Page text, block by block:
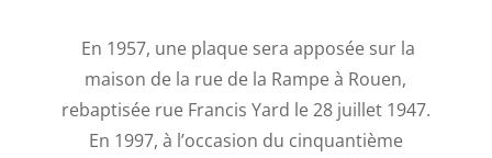
En 1957, une plaque sera apposée sur la
maison de la rue de la Rampe à Rouen,
rebaptisée rue Francis Yard le 28 juillet 1947.
En 1997, à l’occasion du cinquantième